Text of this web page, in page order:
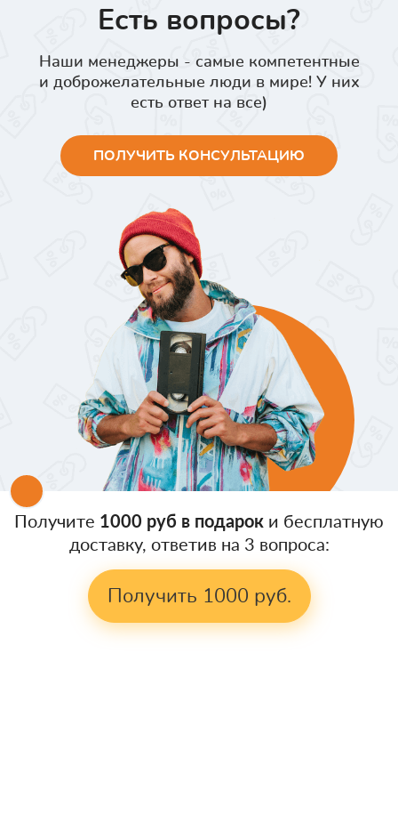
Есть вопросы?
Наши менеджеры - самые компетентные
и доброжелательные люди в мире! У них
есть ответ на все)
ПОЛУЧИТЬ КОНСУЛЬТАЦИЮ
Получите 1000 руб в подарок и бесплатную
доставку, ответив на 3 вопроса:
Получить 1000 руб.